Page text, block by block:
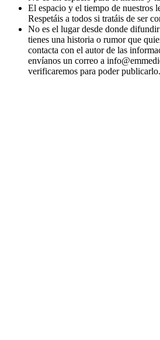
El espacio y el tiempo de nuestros
Respetáis a todos si tratáis de ser
No es el lugar desde donde
tienes una historia o rumor que
contacta con el autor de las
envíanos un correo a
verificaremos para poder publicarlo.